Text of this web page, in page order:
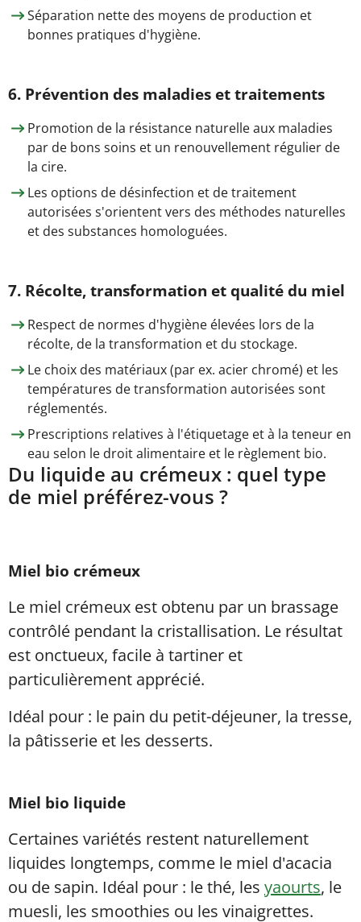
Séparation nette des moyens de production et
bonnes pratiques d'hygiène.
6. Prévention des maladies et traitements
Promotion de la résistance naturelle aux maladies
par de bons soins et un renouvellement régulier de
la cire.
Les options de désinfection et de traitement
autorisées s'orientent vers des méthodes naturelles
et des substances homologuées.
7. Récolte, transformation et qualité du miel
Respect de normes d'hygiène élevées lors de la
récolte, de la transformation et du stockage.
Le choix des matériaux (par ex. acier chromé) et les
températures de transformation autorisées sont
réglementés.
Prescriptions relatives à l'étiquetage et à la teneur en
eau selon le droit alimentaire et le règlement bio.
Du liquide au crémeux : quel type
de miel préférez-vous ?
Miel bio crémeux
Le miel crémeux est obtenu par un brassage
contrôlé pendant la cristallisation. Le résultat
est onctueux, facile à tartiner et
particulièrement apprécié.
Idéal pour : le pain du petit-déjeuner, la tresse,
la pâtisserie et les desserts.
Miel bio liquide
Certaines variétés restent naturellement
liquides longtemps, comme le miel d'acacia
ou de sapin. Idéal pour : le thé, les yaourts, le
muesli, les smoothies ou les vinaigrettes.